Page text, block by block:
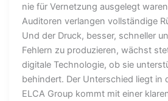
nie für Vernetzung ausgelegt
Auditoren verlangen vollständige
Und der Druck, besser, schneller
Fehlern zu produzieren, wächst
digitale Technologie, ob sie
behindert. Der Unterschied liegt in
ELCA Group kommt mit einer